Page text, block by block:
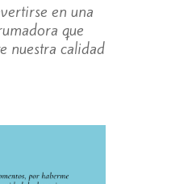
en una
que
nuestra calidad